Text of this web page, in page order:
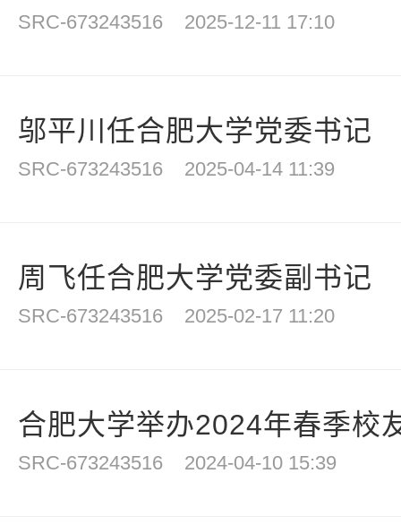
SRC-673243516 2025-12-11 17:10
邬平川任合肥大学党委书记
SRC-673243516 2025-04-14 11:39
周飞任合肥大学党委副书记
SRC-673243516 2025-02-17 11:20
合肥大学举办2024年春季校
SRC-673243516 2024-04-10 15:39